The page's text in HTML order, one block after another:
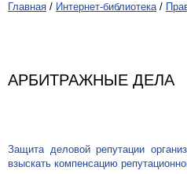
Главная / Интернет-библиотека /
АРБИТРАЖНЫЕ ДЕЛА
Защита деловой репутации
взыскать компенсацию